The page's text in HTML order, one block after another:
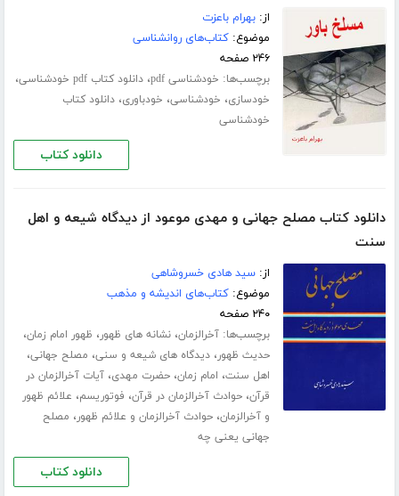
از:بهرام باعزت
موضوع:کتاب‌های روانشناسی
۲۴۶ صفحه
برچسب‌ها: خودشناسی pdf ،دانلود کتاب pdf خودشناسی ،
خودسازی، خودشناسی، خودباوری،دانلود کتاب
خودشناسی
دانلود کتاب
دانلود کتاب مصلح جهانی و مهدی موعود از دیدگاه شیعه و اهل
سنت
از:سید هادی خسروشاهی
موضوع:کتاب‌های اندیشه و مذهب
۲۴۰ صفحه
برچسب‌ها:آخرالزمان،نشانه های ظهور، ظهور امام زمان،
حدیث ظهور،دیدگاه های شیعه و سنی، مصلح جهانی،
اهل سنت، امام زمان،حضرت مهدی،آیات آخرالزمان در
قرآن،حوادث آخرالزمان در قرآن، فوتوریسم، علائم ظهور
و آخرالزمان،حوادث آخرالزمان و علائم ظهور، مصلح
جهانی یعنی چه
دانلود کتاب